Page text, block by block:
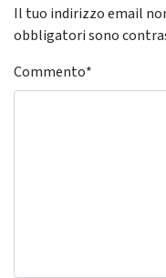
Il tuo indirizzo email
obbligatori sono
Commento*